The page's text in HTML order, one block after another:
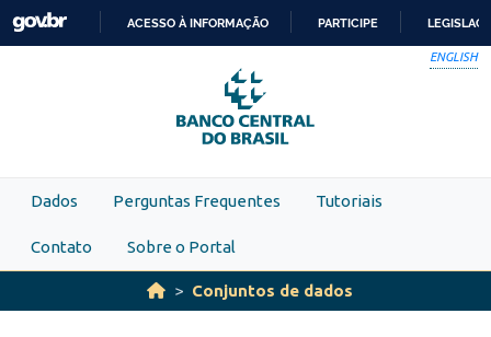
Skip to main content
PARA
O
CONTEÚDO
ACESSO À INFORMAÇÃO PARTICIPE
ENGLISH
Dados Perguntas Frequentes Tutoriais
Contato Sobre o Portal
Conjuntos de dados